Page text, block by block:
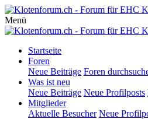
Menü
Startseite
Foren
Neue Beiträge Foren
Was ist neu
Neue Beiträge Neue Profilposts
Mitglieder
Aktuelle Besucher Neue